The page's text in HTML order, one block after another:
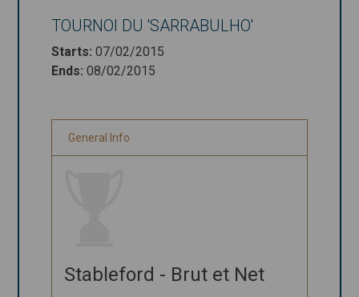
Tournoi du
'Sarrabulho'
TOURNOI DU 'SARRABULHO'
Starts: 07/02/2015
Ends: 08/02/2015
General Info
Stableford - Brut et Net